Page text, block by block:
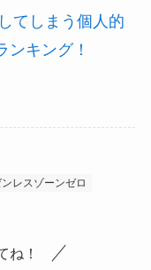
てしまう個人的
ンキング！
レスゾーンゼロ
ね！